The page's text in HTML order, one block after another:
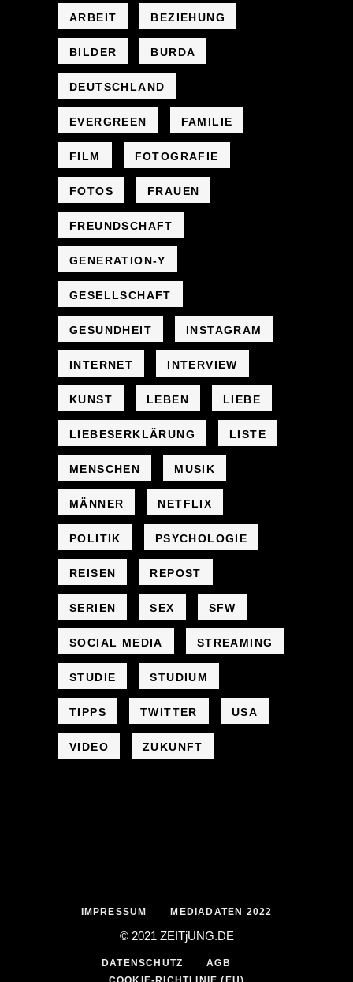
ARBEIT BEZIEHUNG
BILDER BURDA
DEUTSCHLAND
EVERGREEN FAMILIE
FILM FOTOGRAFIE
FOTOS FRAUEN
FREUNDSCHAFT
GENERATION-Y
GESELLSCHAFT
GESUNDHEIT INSTAGRAM
INTERNET INTERVIEW
KUNST LEBEN LIEBE
LIEBESERKLÄRUNG LISTE
MENSCHEN MUSIK
MÄNNER NETFLIX
POLITIK PSYCHOLOGIE
REISEN REPOST
SERIEN SEX SFW
SOCIAL MEDIA STREAMING
STUDIE STUDIUM
TIPPS TWITTER USA
VIDEO ZUKUNFT
IMPRESSUM MEDIADATEN 2022
© 2021 ZEITjUNG.DE
DATENSCHUTZ
AGB